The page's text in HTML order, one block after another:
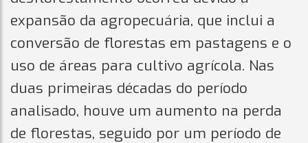
expansão da agropecuária, que inclui a
conversão de florestas em pastagens e o
uso de áreas para cultivo agrícola. Nas
duas primeiras décadas do período
analisado, houve um aumento na perda
de florestas, seguido por um período de